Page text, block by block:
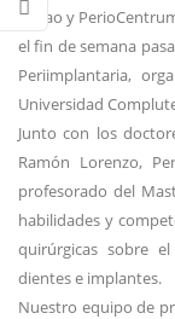
Bilbao y
el fin de semana
Periimplantaria,
Universidad
Junto con los
Ramón Lorenzo,
profesorado del
habilidades y
quirúrgicas sobre
dientes e implantes.
Nuestro equipo de